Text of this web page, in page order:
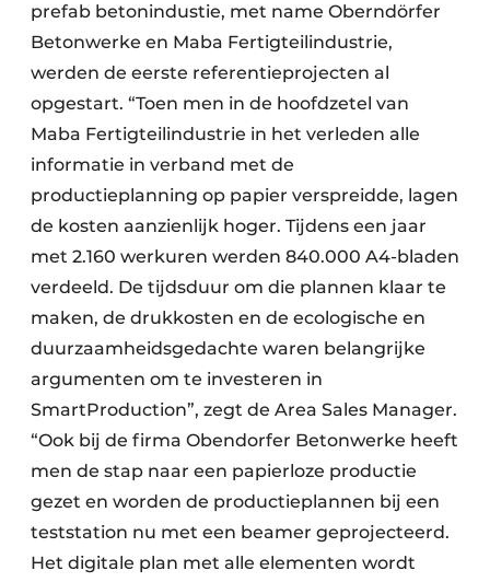
prefab betonindustie, met name Oberndörfer
Betonwerke en Maba Fertigteilindustrie,
werden de eerste referentieprojecten al
opgestart. “Toen men in de hoofdzetel van
Maba Fertigteilindustrie in het verleden alle
informatie in verband met de
productieplanning op papier verspreidde, lagen
de kosten aanzienlijk hoger. Tijdens een jaar
met 2.160 werkuren werden 840.000 A4-bladen
verdeeld. De tijdsduur om die plannen klaar te
maken, de drukkosten en de ecologische en
duurzaamheidsgedachte waren belangrijke
argumenten om te investeren in
SmartProduction”, zegt de Area Sales Manager.
“Ook bij de firma Obendorfer Betonwerke heeft
men de stap naar een papierloze productie
gezet en worden de productieplannen bij een
teststation nu met een beamer geprojecteerd.
Het digitale plan met alle elementen wordt